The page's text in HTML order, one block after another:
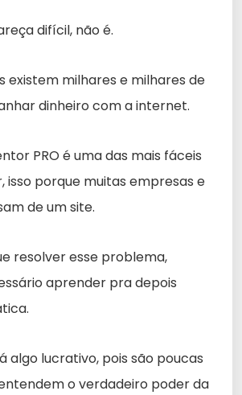
difícil, não é.
existem milhares e milhares de
dinheiro com a internet.
PRO é uma das mais fáceis
isso porque muitas empresas e
de um site.
resolver esse problema,
aprender pra depois
algo lucrativo, pois são poucas
o verdadeiro poder da